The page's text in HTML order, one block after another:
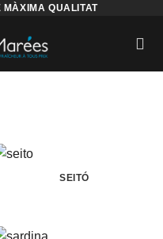
MÀXIMA QUALITAT
SEITÓ